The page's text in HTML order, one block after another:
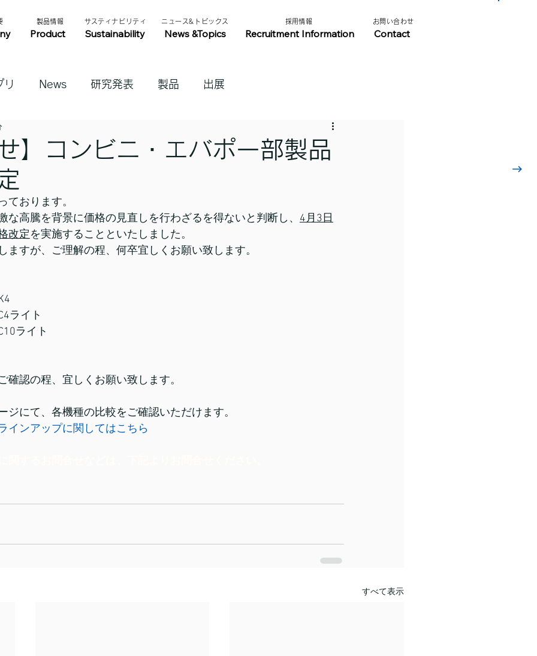
Product Sustainability News &Topics Recruitment Information Contact
​製品情報​​ ​サスティナビリティ​ ​ニュース&トピックス​ ​採用情報​​ ​お問い合わせ​
リ News 研究発表 製品 出展
】コンビニ・エバポ一部製品
ております。
な高騰を背景に価格の見直しを行わざるを得ないと判断し、 4月3日
改定を実施することといたしました。
ますが、ご理解の程、何卒宜しくお願い致します。
ライト
ライト
確認の程、宜しくお願い致します。
にて、各機種の比較をご確認いただけます。
インアップに関してはこちら
すべて表示